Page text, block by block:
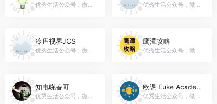
优秀生活公众号，微信号：svipqqm 优秀生活公众号，微信号：yanghua377
冷库视界JCS
优秀生活公众号，微信号：ColdstorageCSN2019
鹰潭攻略
优秀生活公众号，微信号：mryt0701
知电晓春哥
优秀生活公众号，微信号：zhidian-max
欧课 Euke Academy
优秀生活公众号，微信号：euke_online